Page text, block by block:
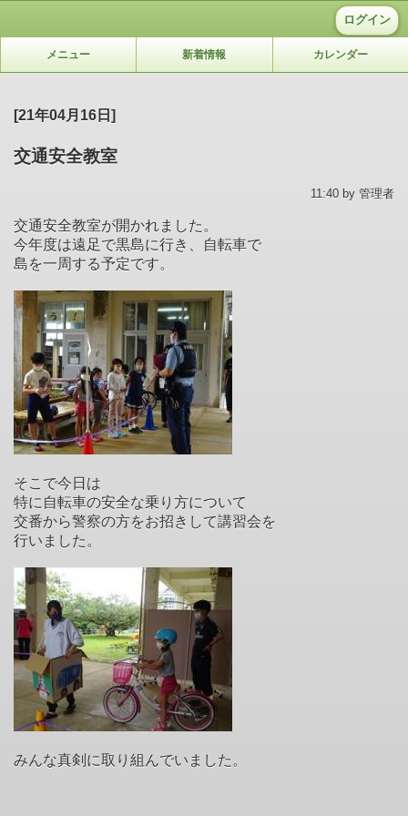
ログイン
メニュー 新着情報 カレンダー
[21年04月16日]
交通安全教室
11:40 by 管理者
交通安全教室が開かれました。
今年度は遠足で黒島に行き、自転車で
島を一周する予定です。
そこで今日は
特に自転車の安全な乗り方について
交番から警察の方をお招きして講習会を
行いました。
みんな真剣に取り組んでいました。